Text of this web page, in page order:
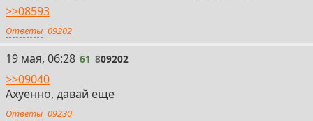
>>08593
Ответы 09202
61
19 мая, 06:28 61 809202
>>09040
Ахуенно, давай еще
Ответы 09230